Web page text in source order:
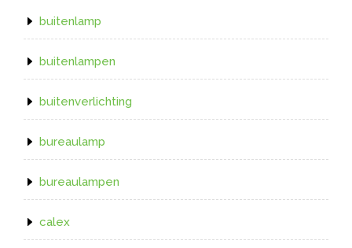
buitenlamp
buitenlampen
buitenverlichting
bureaulamp
bureaulampen
calex